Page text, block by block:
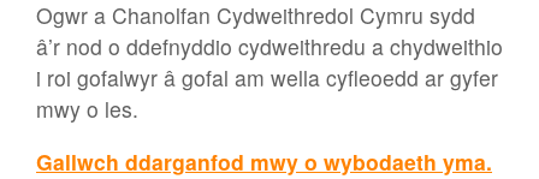
Ogwr a Chanolfan Cydweithredol Cymru sydd
â’r nod o ddefnyddio cydweithredu a chydweithio
i roi gofalwyr â gofal am wella cyfleoedd ar gyfer
mwy o les.
Gallwch ddarganfod mwy o wybodaeth yma.